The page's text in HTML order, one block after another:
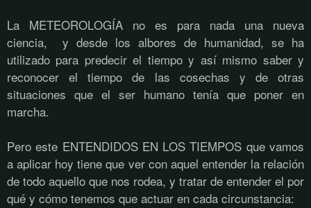
La METEOROLOGÍA no es para nada una nueva
ciencia, y desde los albores de humanidad, se ha
utilizado para predecir el tiempo y así mismo saber y
reconocer el tiempo de las cosechas y de otras
situaciones que el ser humano tenía que poner en
marcha.
Pero este ENTENDIDOS EN LOS TIEMPOS que vamos
a aplicar hoy tiene que ver con aquel entender la relación
de todo aquello que nos rodea, y tratar de entender el por
qué y cómo tenemos que actuar en cada circunstancia: